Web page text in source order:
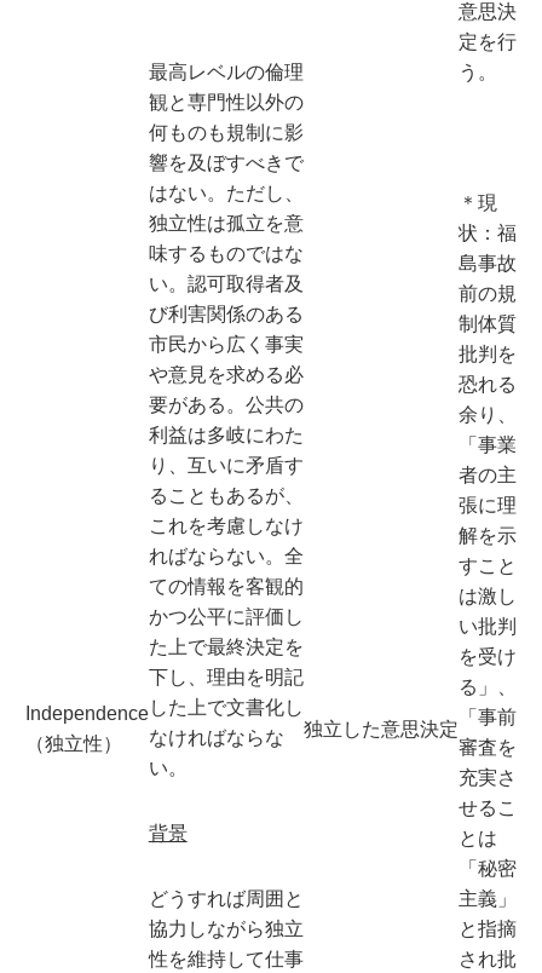
Independence
（独立性）
最高レベルの倫理
観と専門性以外の
何ものも規制に影
響を及ぼすべきで
はない。ただし、
独立性は孤立を意
味するものではな
い。認可取得者及
び利害関係のある
市民から広く事実
や意見を求める必
要がある。公共の
利益は多岐にわた
り、互いに矛盾す
ることもあるが、
これを考慮しなけ
ればならない。全
ての情報を客観的
かつ公平に評価し
た上で最終決定を
下し、理由を明記
した上で文書化し
なければならな
い。
背景
どうすれば周囲と
協力しながら独立
性を維持して仕事
独立した意思決定
意思決
定を行
う。
＊現
状：福
島事故
前の規
制体質
批判を
恐れる
余り、
「事業
者の主
張に理
解を示
すこと
は激し
い批判
を受け
る」、
「事前
審査を
充実さ
せるこ
とは
「秘密
主義」
と指摘
され批